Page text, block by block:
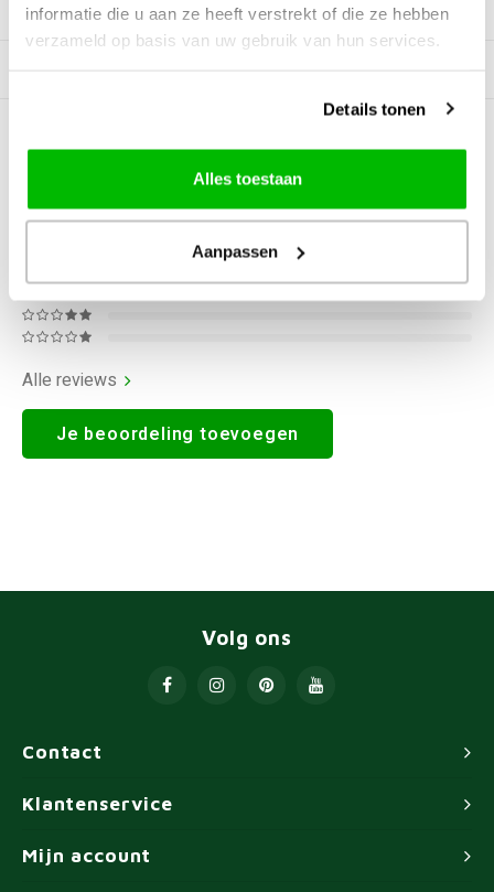
informatie die u aan ze heeft verstrekt of die ze hebben
verzameld op basis van uw gebruik van hun services.
Details tonen
Alles toestaan
Aanpassen
Productomschrijving
0Reviews
Alle reviews
Je beoordeling toevoegen
Contact
Volg ons
Klantenservice
Mijn account